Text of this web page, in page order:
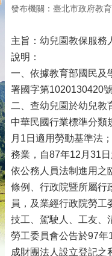
發布機關：臺北市政府教
主旨：幼兒園教保服務
說明：
一、依據教育部國民及
署國字第1020130420號
二、查幼兒園於幼兒教
中華民國行業標準分類
月1日適用勞動基準法
務業，自87年12月31
依公務人員法制進用之
條例、行政院暨所屬行
員，及業經行政院勞工
技工、駕駛人、工友、
勞工委員會公告於97
成財團法人設立登記之